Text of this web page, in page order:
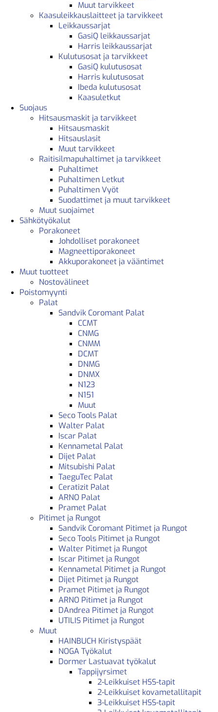
Muut tarvikkeet
Kaasuleikkauslaitteet ja tarvikkeet
Leikkaussarjat
GasiQ leikkaussarjat
Harris leikkaussarjat
Kulutusosat ja tarvikkeet
GasiQ kulutusosat
Harris kulutusosat
Ibeda kulutusosat
Kaasuletkut
Suojaus
Hitsausmaskit ja tarvikkeet
Hitsausmaskit
Hitsauslasit
Muut tarvikkeet
Raitisilmapuhaltimet ja tarvikkeet
Puhaltimet
Puhaltimen Letkut
Puhaltimen Vyöt
Suodattimet ja muut tarvikkeet
Muut suojaimet
Sähkötyökalut
Porakoneet
Johdolliset porakoneet
Magneettiporakoneet
Akkuporakoneet ja vääntimet
Muut tuotteet
Nostovälineet
Poistomyynti
Palat
Sandvik Coromant Palat
CCMT
CNMG
CNMM
DCMT
DNMG
DNMX
N123
N151
Muut
Seco Tools Palat
Walter Palat
Iscar Palat
Kennametal Palat
Dijet Palat
Mitsubishi Palat
TaeguTec Palat
Ceratizit Palat
ARNO Palat
Pramet Palat
Pitimet ja Rungot
Sandvik Coromant Pitimet ja Rungot
Seco Tools Pitimet ja Rungot
Walter Pitimet ja Rungot
Iscar Pitimet ja Rungot
Kennametal Pitimet ja Rungot
Dijet Pitimet ja Rungot
Pramet Pitimet ja Rungot
ARNO Pitimet ja Rungot
DAndrea Pitimet ja Rungot
UTILIS Pitimet ja Rungot
Muut
HAINBUCH Kiristyspäät
NOGA Työkalut
Dormer Lastuavat työkalut
Tappijyrsimet
2-Leikkuiset HSS-tapit
2-Leikkuiset kovametallitapit
3-Leikkuiset HSS-tapit